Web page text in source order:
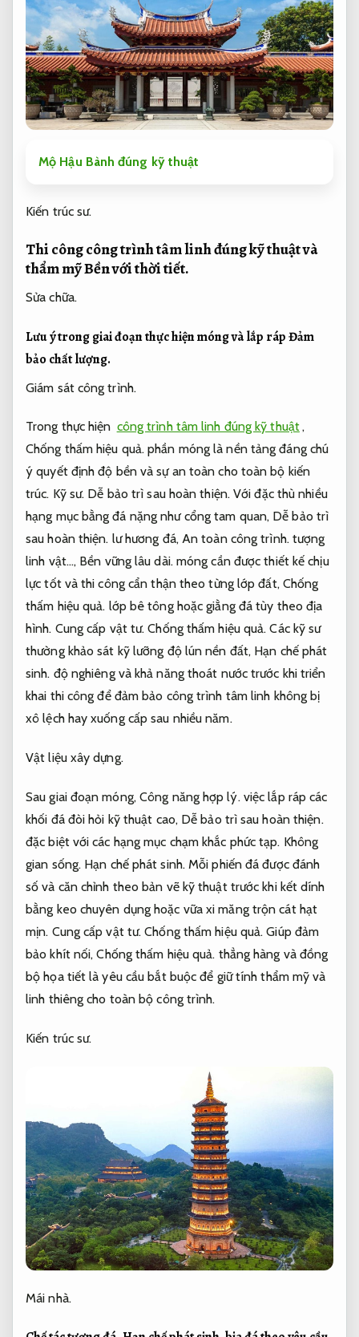
Mộ Hậu Bành đúng kỹ thuật
Kiến trúc sư.
Thi công công trình tâm linh đúng kỹ thuật và
thẩm mỹBền với thời tiết.
Sửa chữa.
Lưu ý trong giai đoạn thực hiện móng và lắp rápĐảm
bảo chất lượng.
Giám sát công trình.
Trong thực hiện công trình tâm linh đúng kỹ thuật,
Chống thấm hiệu quả. phần móng là nền tảng đáng chú
ý quyết định độ bền và sự an toàn cho toàn bộ kiến
trúc. Kỹ sư. Dễ bảo trì sau hoàn thiện.Với đặc thù nhiều
hạng mục bằng đá nặng như cổng tam quan, Dễ bảo trì
sau hoàn thiện. lư hương đá, An toàn công trình.tượng
linh vật…, Bền vững lâu dài.móng cần được thiết kế chịu
lực tốt và thi công cẩn thận theo từng lớp đất, Chống
thấm hiệu quả. lớp bê tông hoặc giằng đá tùy theo địa
hình. Cung cấp vật tư. Chống thấm hiệu quả. Các kỹ sư
thường khảo sát kỹ lưỡng độ lún nền đất, Hạn chế phát
sinh. độ nghiêng và khả năng thoát nước trước khi triển
khai thi công để đảm bảo công trình tâm linh không bị
xô lệch hay xuống cấp sau nhiều năm.
Vật liệu xây dựng.
Sau giai đoạn móng, Công năng hợp lý.việc lắp ráp các
khối đá đòi hỏi kỹ thuật cao, Dễ bảo trì sau hoàn thiện.
đặc biệt với các hạng mục chạm khắc phức tạp. Không
gian sống. Hạn chế phát sinh.Mỗi phiến đá được đánh
số và căn chỉnh theo bản vẽ kỹ thuật trước khi kết dính
bằng keo chuyên dụng hoặc vữa xi măng trộn cát hạt
mịn. Cung cấp vật tư. Chống thấm hiệu quả. Giúp đảm
bảo khít nối,Chống thấm hiệu quả. thẳng hàng và đồng
bộ họa tiết là yêu cầu bắt buộc để giữ tính thẩm mỹ và
linh thiêng cho toàn bộ công trình.
Kiến trúc sư.
Mái nhà.